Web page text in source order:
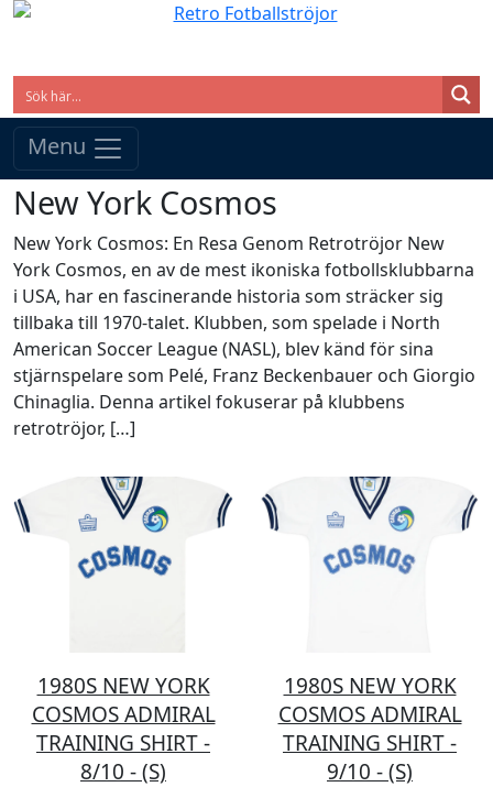
Menu
New York Cosmos
New York Cosmos: En Resa Genom Retrotröjor New
York Cosmos, en av de mest ikoniska fotbollsklubbarna
i USA, har en fascinerande historia som sträcker sig
tillbaka till 1970-talet. Klubben, som spelade i North
American Soccer League (NASL), blev känd för sina
stjärnspelare som Pelé, Franz Beckenbauer och Giorgio
Chinaglia. Denna artikel fokuserar på klubbens
retrotröjor, […]
1980S NEW YORK
COSMOS ADMIRAL
TRAINING SHIRT -
8/10 - (S)
1980S NEW YORK
COSMOS ADMIRAL
TRAINING SHIRT -
9/10 - (S)